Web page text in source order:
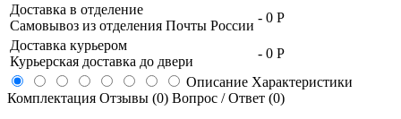
Доставка в отделение
Самовывоз из отделения Почты России
- 0 Р
Доставка курьером
Курьерская доставка до двери
- 0 Р
Описание Характеристики
Комплектация Отзывы (0) Вопрос / Ответ (0)